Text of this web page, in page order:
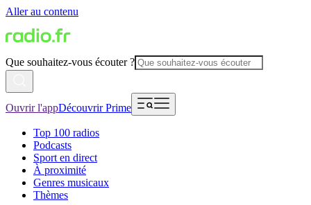
Aller au contenu
Que souhaitez-vous écouter ?
Ouvrir l'appDécouvrir Prime
Top 100 radios
Podcasts
Sport en direct
À proximité
Genres musicaux
Thèmes